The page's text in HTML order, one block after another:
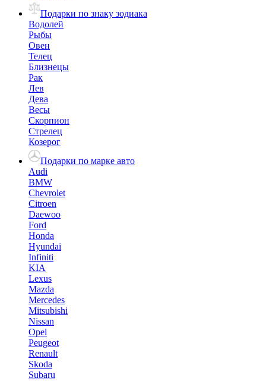
Подарки по знаку зодиака
Водолей
Рыбы
Овен
Телец
Близнецы
Рак
Лев
Дева
Весы
Скорпион
Стрелец
Козерог
Подарки по марке авто
Audi
BMW
Chevrolet
Citroen
Daewoo
Ford
Honda
Hyundai
Infiniti
KIA
Lexus
Mazda
Mercedes
Mitsubishi
Nissan
Opel
Peugeot
Renault
Skoda
Subaru